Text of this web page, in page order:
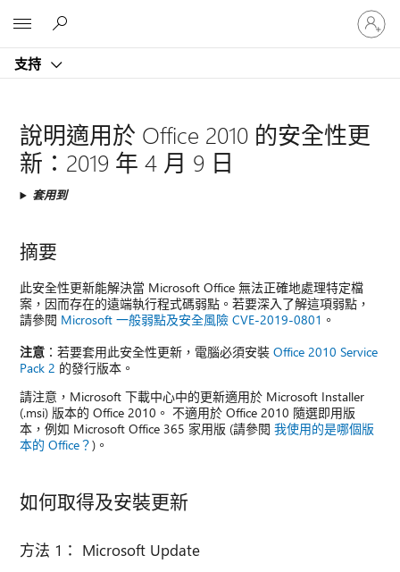
支持
登
入
您
說明適用於 Office 2010 的安全性更
新：2019 年 4 月 9 日
套用到
摘要
此安全性更新能解決當 Microsoft Office 無法正確地處理特定檔
案，因而存在的遠端執行程式碼弱點。若要深入了解這項弱點，
請參閱 Microsoft 一般弱點及安全風險 CVE-2019-0801 。
注意 ：若要套用此安全性更新，電腦必須安裝Office 2010 Service
Pack 2 的發行版本。
請注意，Microsoft 下載中心中的更新適用於 Microsoft Installer
(.msi) 版本的 Office 2010。 不適用於 Office 2010 隨選即用版
本，例如 Microsoft Office 365 家用版 (請參閱我使用的是哪個版
本的 Office？)。
如何取得及安裝更新
方法 1： Microsoft Update